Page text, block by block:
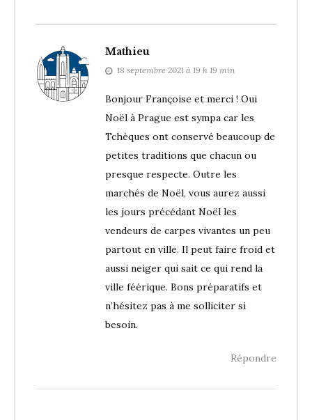
Mathieu
18 septembre 2021 à 19 h 19 min
Bonjour Françoise et merci ! Oui
Noël à Prague est sympa car les
Tchèques ont conservé beaucoup de
petites traditions que chacun ou
presque respecte. Outre les
marchés de Noël, vous aurez aussi
les jours précédant Noël les
vendeurs de carpes vivantes un peu
partout en ville. Il peut faire froid et
aussi neiger qui sait ce qui rend la
ville féérique. Bons préparatifs et
n’hésitez pas à me solliciter si
besoin.
Répondre